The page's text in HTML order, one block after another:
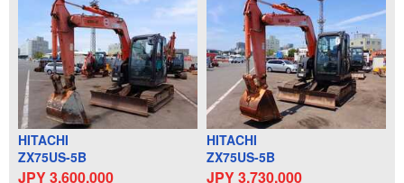
HITACHI
ZX75US-5B
JPY 3,600,000
HITACHI
ZX75US-5B
JPY 3,730,000